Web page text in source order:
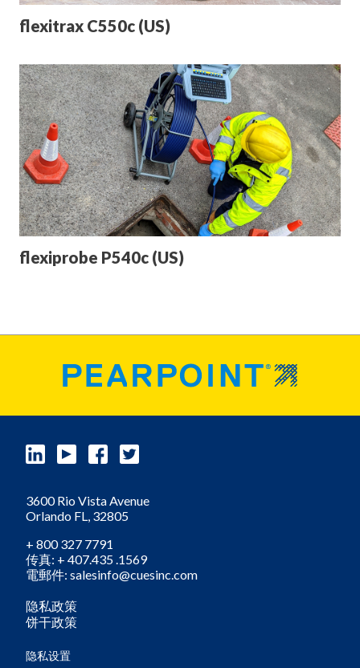
flexitrax C550c (US)
flexiprobe P540c (US)
3600 Rio Vista Avenue
Orlando FL, 32805
+ 800 327 7791
传真: + 407.435 .1569
電郵件: salesinfo@cuesinc.com
隐私政策
饼干政策
隐私设置